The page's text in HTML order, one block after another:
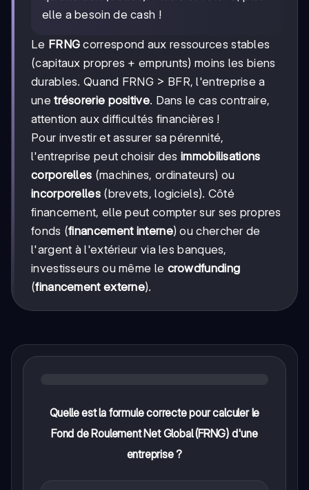
elle a besoin de cash !
Le FRNG correspond aux ressources stables
(capitaux propres + emprunts) moins les biens
durables. Quand FRNG > BFR, l'entreprise a
unetrésorerie positive. Dans le cas contraire,
attention aux difficultés financières !
Pour investir et assurer sa pérennité,
l'entreprise peut choisir desimmobilisations
corporelles (machines, ordinateurs) ou
incorporelles(brevets, logiciels). Côté
financement, elle peut compter sur ses propres
fonds (financement interne) ou chercher de
l'argent à l'extérieur via les banques,
investisseurs ou même le crowdfunding
(financement externe).
Quelle est la formule correcte pour calculer le
Fond de Roulement Net Global (FRNG) d'une
entreprise ?